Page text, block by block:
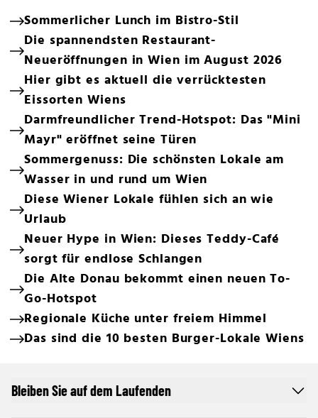
Sommerlicher Lunch im Bistro-Stil
Die spannendsten Restaurant-
Neueröffnungen in Wien im August 2026
Hier gibt es aktuell die verrücktesten
Eissorten Wiens
Darmfreundlicher Trend-Hotspot: Das "Mini
Mayr" eröffnet seine Türen
Sommergenuss: Die schönsten Lokale am
Wasser in und rund um Wien
Diese Wiener Lokale fühlen sich an wie
Urlaub
Neuer Hype in Wien: Dieses Teddy-Café
sorgt für endlose Schlangen
Die Alte Donau bekommt einen neuen To-
Go-Hotspot
Regionale Küche unter freiem Himmel
Das sind die 10 besten Burger-Lokale Wiens
Bleiben Sie auf dem Laufenden